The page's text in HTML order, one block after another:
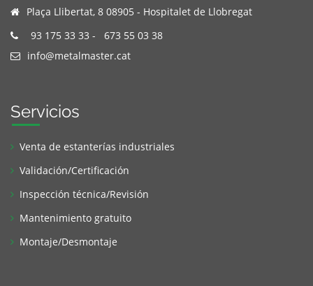
Plaça Llibertat, 8 08905 - Hospitalet de Llobregat
93 175 33 33 -
673 55 03 38
info@metalmaster.cat
Servicios
Venta de estanterías industriales
Validación/Certificación
Inspección técnica/Revisión
Mantenimiento gratuito
Montaje/Desmontaje